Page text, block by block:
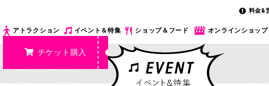
料金&
アトラクション イベント＆特集 ショップ＆フード オンラインショップ
チケット購入